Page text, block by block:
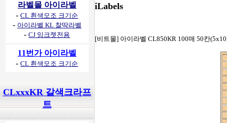
라벨몰 아이라벨
-CL 흰색모조 크기순
- 아이라벨 KL 찰딱라벨
-CJ 잉크젯전용
11번가 아이라벨
-CL 흰색모조 크기순
CLxxxKR 갈색크라프
트
iLabels
[비트몰] 아이라벨 CL850KR 100매 50칸